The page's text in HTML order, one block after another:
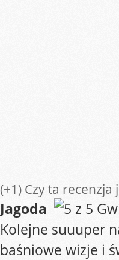
(+1) Czy ta recenzja
Jagoda
Kolejne suuuper
baśniowe wizje i